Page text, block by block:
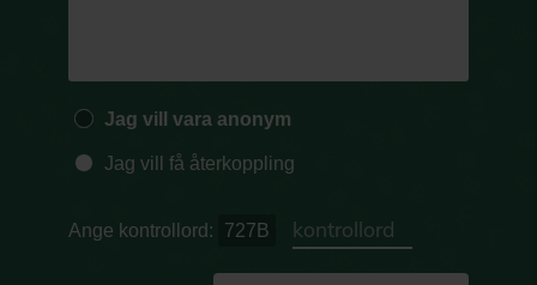
Jag vill vara anonym
Jag vill få återkoppling
Ange kontrollord: 727B